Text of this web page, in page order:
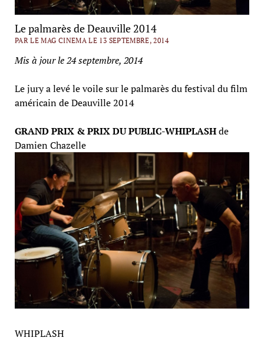
Le palmarès de Deauville 2014
PAR LE MAG CINEMA LE 13 SEPTEMBRE, 2014
Mis à jour le 24 septembre, 2014
Le jury a levé le voile sur le palmarès du festival du film
américain de Deauville 2014
GRAND PRIX & PRIX DU PUBLIC-WHIPLASHde
Damien Chazelle
WHIPLASH